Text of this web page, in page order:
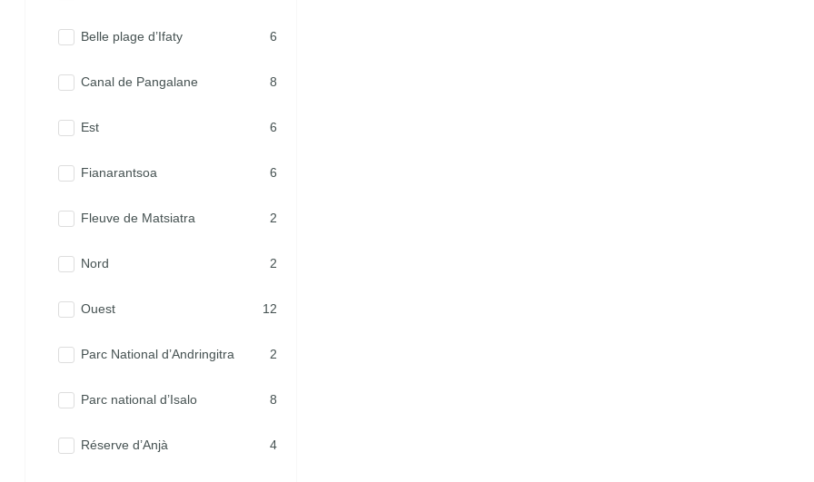
Belle plage d’Ifaty 6
Canal de Pangalane 8
Est 6
Fianarantsoa 6
Fleuve de Matsiatra 2
Nord 2
Ouest 12
Parc National d’Andringitra 2
Parc national d’Isalo 8
Réserve d’Anjà 4